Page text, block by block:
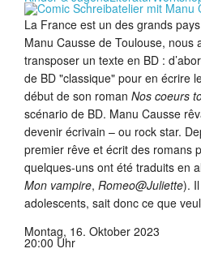
La France est un des grands
Manu Causse de Toulouse, nous
transposer un texte en BD :
de BD "classique" pour en écrire
début de son roman Nos coeurs
scénario de BD. Manu Causse
devenir écrivain – ou rock star.
premier rêve et écrit des romans
quelques-uns ont été traduits en
Mon vampire, Romeo@Juliette).
adolescents, sait donc ce que
Montag, 16. Oktober 2023
20:00 Uhr